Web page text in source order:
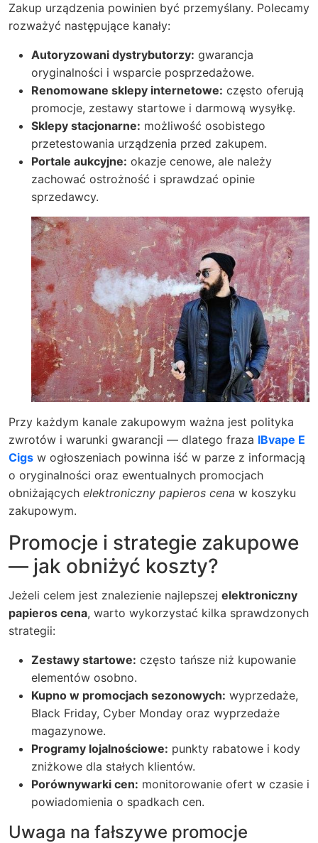
Zakup urządzenia powinien być przemyślany. Polecamy
rozważyć następujące kanały:
Autoryzowani dystrybutorzy: gwarancja
oryginalności i wsparcie posprzedażowe.
Renomowane sklepy internetowe: często oferują
promocje, zestawy startowe i darmową wysyłkę.
Sklepy stacjonarne: możliwość osobistego
przetestowania urządzenia przed zakupem.
Portale aukcyjne: okazje cenowe, ale należy
zachować ostrożność i sprawdzać opinie
sprzedawcy.
Przy każdym kanale zakupowym ważna jest polityka
zwrotów i warunki gwarancji — dlatego fraza IBvape E
Cigs w ogłoszeniach powinna iść w parze z informacją
o oryginalności oraz ewentualnych promocjach
obniżających elektroniczny papieros cena w koszyku
zakupowym.
Promocje i strategie zakupowe
— jak obniżyć koszty?
Jeżeli celem jest znalezienie najlepszej elektroniczny
papieros cena, warto wykorzystać kilka sprawdzonych
strategii:
Zestawy startowe: często tańsze niż kupowanie
elementów osobno.
Kupno w promocjach sezonowych: wyprzedaże,
Black Friday, Cyber Monday oraz wyprzedaże
magazynowe.
Programy lojalnościowe: punkty rabatowe i kody
zniżkowe dla stałych klientów.
Porównywarki cen: monitorowanie ofert w czasie i
powiadomienia o spadkach cen.
Uwaga na fałszywe promocje